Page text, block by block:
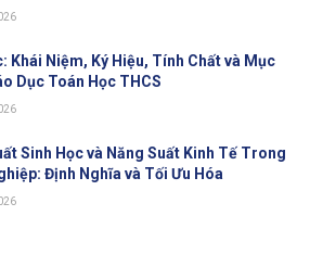
Khái Niệm, Ký Hiệu, Tính Chất và Mục
Dục Toán Học THCS
Sinh Học và Năng Suất Kinh Tế Trong
Định Nghĩa và Tối Ưu Hóa